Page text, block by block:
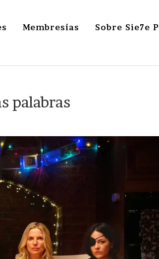
Membresías Sobre Sie7e
palabras